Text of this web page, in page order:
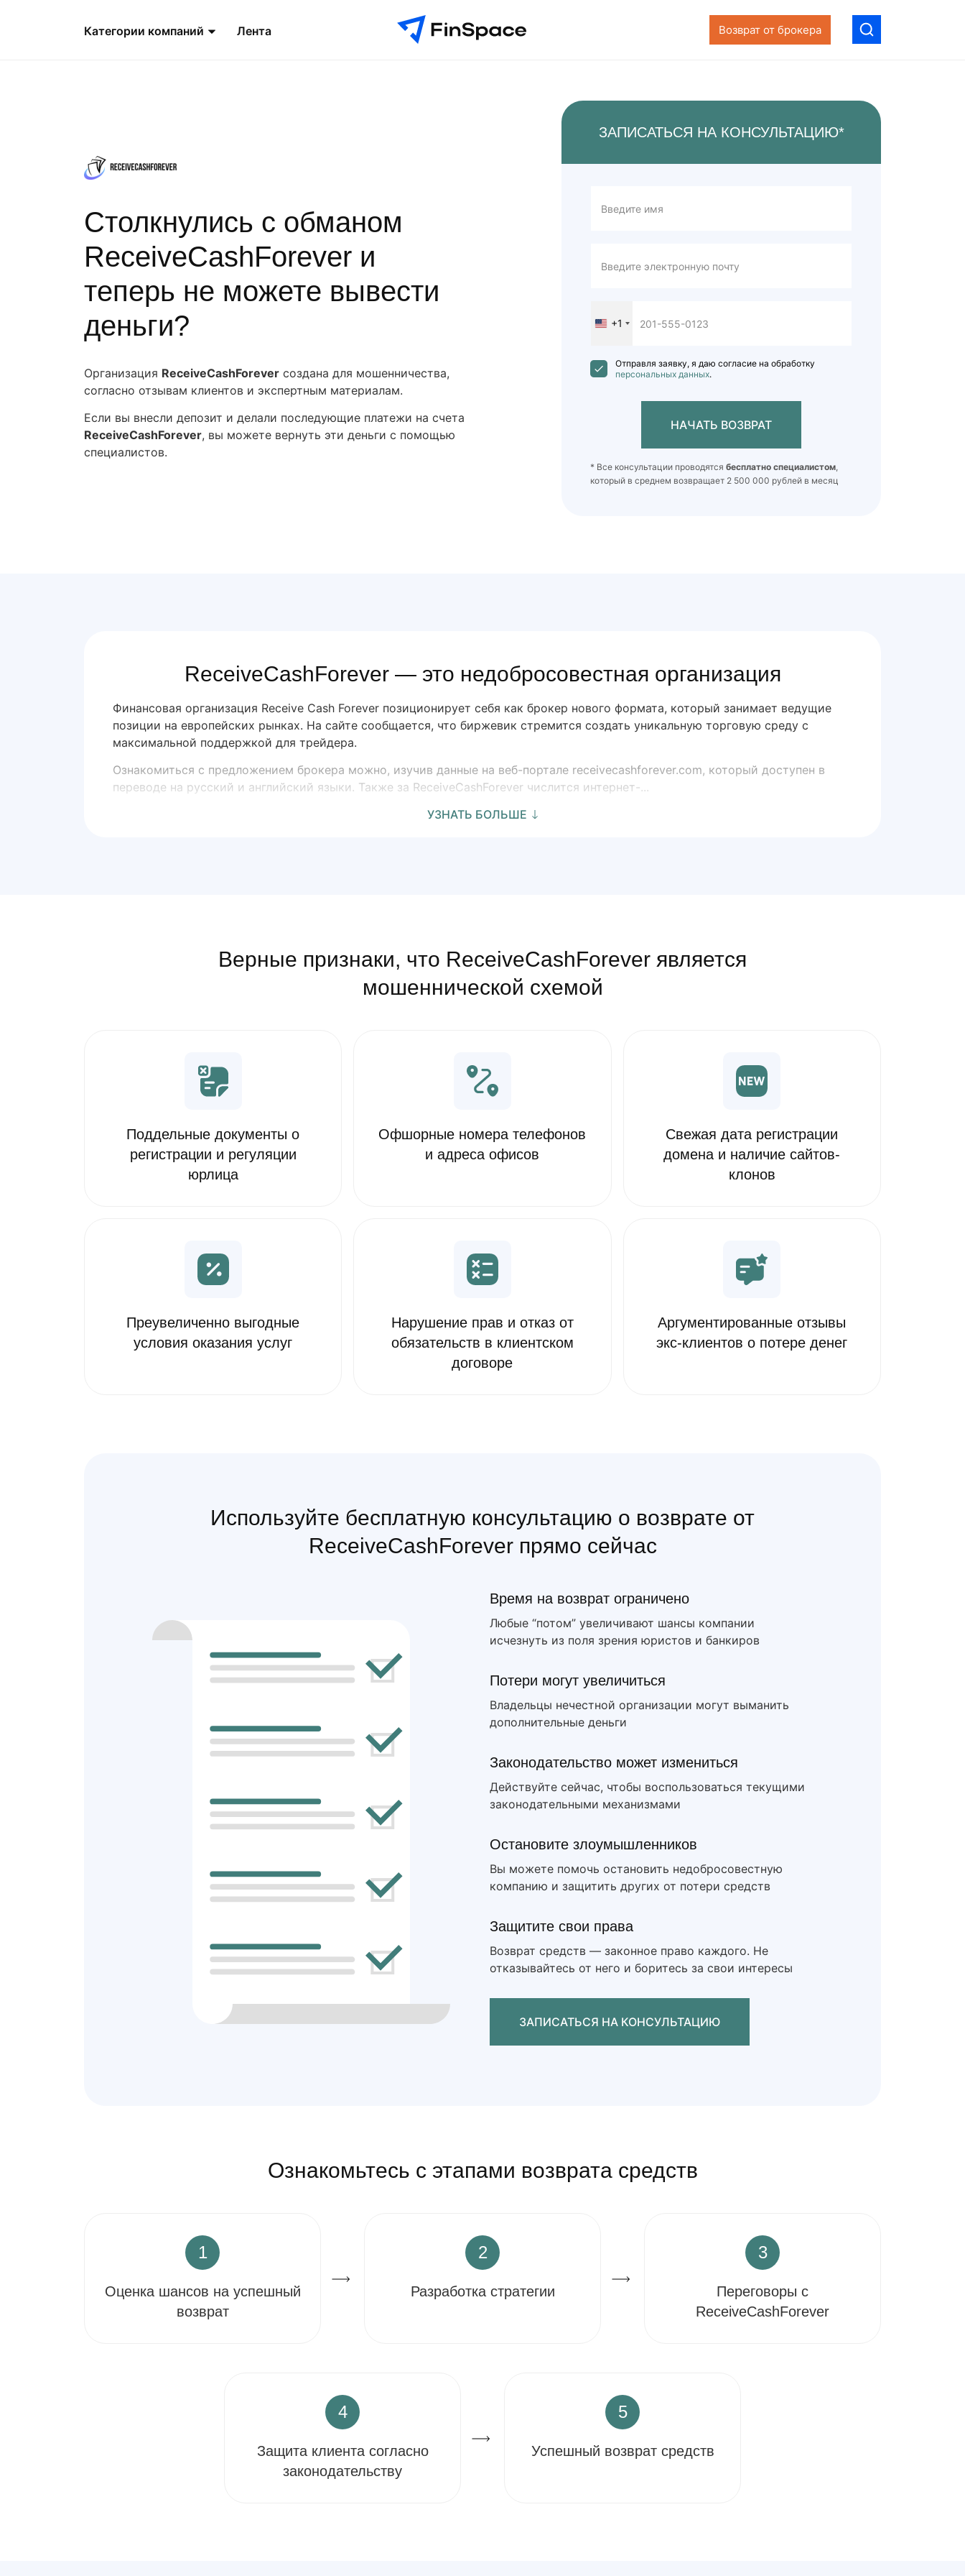
Категории компаний Лента Возврат от брокера
Столкнулись с обманом
ReceiveCashForever и
теперь не можете вывести
деньги?
Организация ReceiveCashForever создана для мошенничества,
согласно отзывам клиентов и экспертным материалам.
Если вы внесли депозит и делали последующие платежи на счета
ReceiveCashForever, вы можете вернуть эти деньги с помощью
специалистов.
ЗАПИСАТЬСЯ НА КОНСУЛЬТАЦИЮ*
United
+1
+1
Отправля заявку, я даю согласие на обработку
персональных данных.
НАЧАТЬ ВОЗВРАТ
* Все консультации проводятся бесплатно специалистом,
который в среднем возвращает 2 500 000 рублей в месяц
ReceiveCashForever — это недобросовестная организация
Финансовая организация Receive Cash Forever позиционирует себя как брокер нового формата, который занимает ведущие
позиции на европейских рынках. На сайте сообщается, что биржевик стремится создать уникальную торговую среду с
максимальной поддержкой для трейдера.
Ознакомиться с предложением брокера можно, изучив данные на веб-портале receivecashforever.com, который доступен в
переводе на русский и английский языки. Также за ReceiveCashForever числится интернет-...
УЗНАТЬ БОЛЬШЕ
Верные признаки, что ReceiveCashForever является
мошеннической схемой
Поддельные документы о
регистрации и регуляции
юрлица
Офшорные номера телефонов
и адреса офисов
Свежая дата регистрации
домена и наличие сайтов-
клонов
Преувеличенно выгодные
условия оказания услуг
Нарушение прав и отказ от
обязательств в клиентском
договоре
Аргументированные отзывы
экс-клиентов о потере денег
Используйте бесплатную консультацию о возврате от
ReceiveCashForever прямо сейчас
Время на возврат ограничено
Любые “потом” увеличивают шансы компании
исчезнуть из поля зрения юристов и банкиров
Потери могут увеличиться
Владельцы нечестной организации могут выманить
дополнительные деньги
Законодательство может измениться
Действуйте сейчас, чтобы воспользоваться текущими
законодательными механизмами
Остановите злоумышленников
Вы можете помочь остановить недобросовестную
компанию и защитить других от потери средств
Защитите свои права
Возврат средств — законное право каждого. Не
отказывайтесь от него и боритесь за свои интересы
ЗАПИСАТЬСЯ НА КОНСУЛЬТАЦИЮ
Ознакомьтесь с этапами возврата средств
1
Оценка шансов на успешный
возврат
2
Разработка стратегии
3
Переговоры с
ReceiveCashForever
4
Защита клиента согласно
законодательству
5
Успешный возврат средств